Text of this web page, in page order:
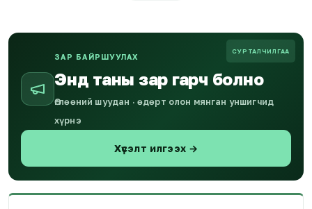
СУРТАЛЧИЛГАА
ЗАР БАЙРШУУЛАХ
Энд таны зар гарч болно
Өглөөний шуудан · өдөрт олон мянган уншигчид
хүрнэ
Хүсэлт илгээх →